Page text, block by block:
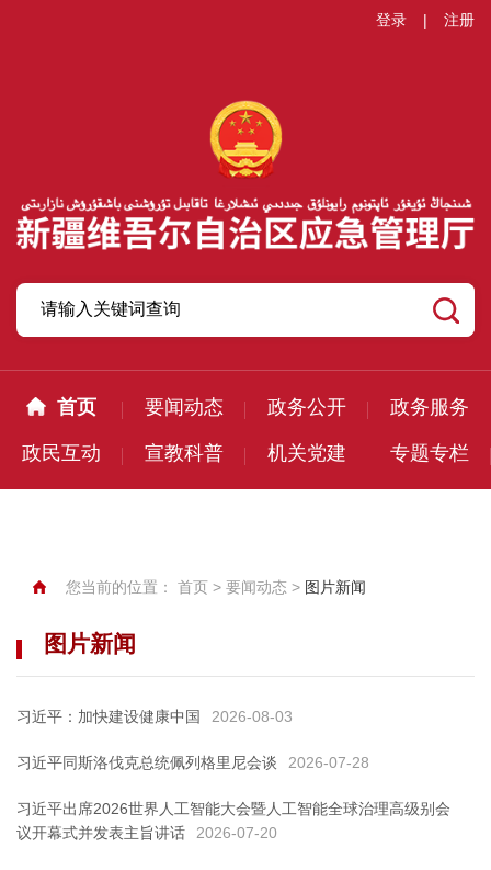
登录 | 注册
首页 要闻动态 政务公开 政务服务
政民互动 宣教科普 机关党建 专题专栏
您当前的位置： 首页 > 要闻动态 > 图片新闻
图片新闻
习近平：加快建设健康中国 2026-08-03
习近平同斯洛伐克总统佩列格里尼会谈 2026-07-28
习近平出席2026世界人工智能大会暨人工智能全球治理高级别会
议开幕式并发表主旨讲话
2026-07-20